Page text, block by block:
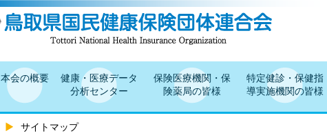
本会の概要
健康・医療データ
分析センター
保険医療機関・保
険薬局の皆様
特定健診・保健指
導実施機関の皆様
サイトマップ